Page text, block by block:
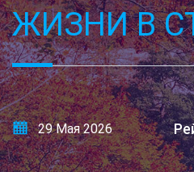
ЖИЗНИ В
29 Мая 2026